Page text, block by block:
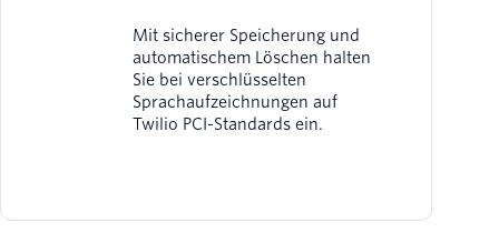
Mit sicherer Speicherung und
automatischem Löschen halten
Sie bei verschlüsselten
Sprachaufzeichnungen auf
Twilio PCI-Standards ein.